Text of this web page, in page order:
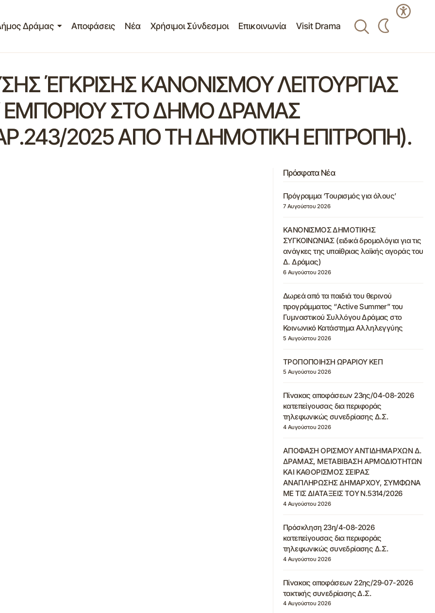
Δράμας Αποφάσεις Νέα Χρήσιμοι Σύνδεσμοι Επικοινωνία Visit Drama
ΈΓΚΡΙΣΗΣ ΚΑΝΟΝΙΣΜΟΥ ΛΕΙΤΟΥΡΓΙΑΣ
ΕΜΠΟΡΙΟΥ ΣΤΟ ΔΗΜΟ ΔΡΑΜΑΣ
2025 ΑΠΟ ΤΗ ΔΗΜΟΤΙΚΗ ΕΠΙΤΡΟΠΗ).
Πρόσφατα Νέα
Πρόγραμμα ‘Τουρισμός για όλους’
7 Αυγούστου 2026
ΚΑΝΟΝΙΣΜΟΣ ΔΗΜΟΤΙΚΗΣ
ΣΥΓΚΟΙΝΩΝΙΑΣ (ειδικά δρομολόγια για τις
ανάγκες της υπαίθριας λαϊκής αγοράς του
Δ. Δράμας)
6 Αυγούστου 2026
Δωρεά από τα παιδιά του θερινού
προγράμματος “Active Summer” του
Γυμναστικού Συλλόγου Δράμας στο
Κοινωνικό Κατάστημα Αλληλεγγύης
5 Αυγούστου 2026
ΤΡΟΠΟΠΟΙΗΣΗ ΩΡΑΡΙΟΥ ΚΕΠ
5 Αυγούστου 2026
Πίνακας αποφάσεων 23ης/04-08-2026
κατεπείγουσας δια περιφοράς
τηλεφωνικώς συνεδρίασης Δ.Σ.
4 Αυγούστου 2026
ΑΠΟΦΑΣΗ ΟΡΙΣΜΟΥ ΑΝΤΙΔΗΜΑΡΧΩΝ Δ.
ΔΡΑΜΑΣ, ΜΕΤΑΒΙΒΑΣΗ ΑΡΜΟΔΙΟΤΗΤΩΝ
ΚΑΙ ΚΑΘΟΡΙΣΜΟΣ ΣΕΙΡΑΣ
ΑΝΑΠΛΗΡΩΣΗΣ ΔΗΜΑΡΧΟΥ, ΣΥΜΦΩΝΑ
ΜΕ ΤΙΣ ΔΙΑΤΑΞΕΙΣ ΤΟΥ Ν.5314/2026
4 Αυγούστου 2026
Πρόσκληση 23η/4-08-2026
κατεπείγουσας δια περιφοράς
τηλεφωνικώς συνεδρίασης Δ.Σ.
4 Αυγούστου 2026
Πίνακας αποφάσεων 22ης/29-07-2026
τακτικής συνεδρίασης Δ.Σ.
4 Αυγούστου 2026